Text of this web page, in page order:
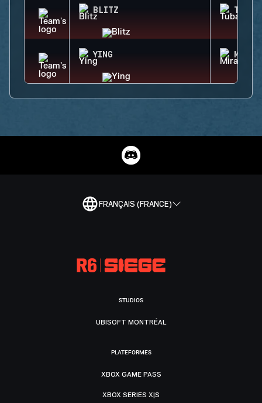
BLITZ
YING MIRA
FRANÇAIS (FRANCE)
STUDIOS
UBISOFT MONTRÉAL
PLATEFORMES
XBOX GAME PASS
XBOX SERIES X|S